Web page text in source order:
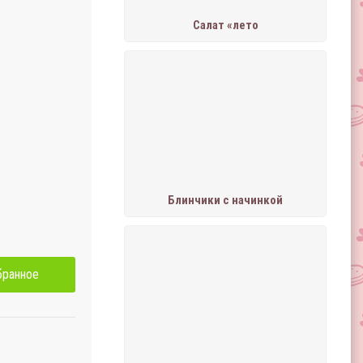
Салат «лето
Блинчики с начинкой